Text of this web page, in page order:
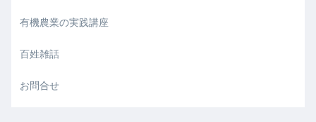
有機農業の実践講座
百姓雑話
お問合せ